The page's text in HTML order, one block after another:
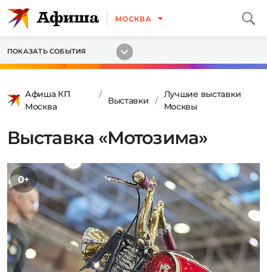
МОСКВА
ПОКАЗАТЬ СОБЫТИЯ
Афиша КП
Москва
Выставки
Лучшие выставки
Москвы
Выставка «Мотозима»
0+